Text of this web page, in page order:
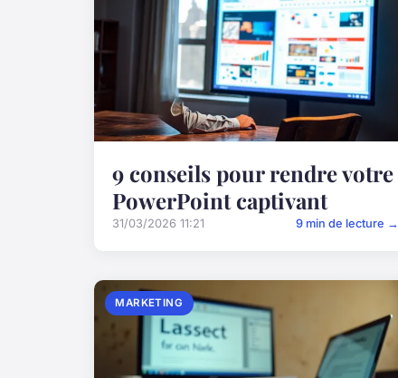
9 conseils pour rendre votre
PowerPoint captivant
31/03/2026 11:21 9 min de lecture →
MARKETING